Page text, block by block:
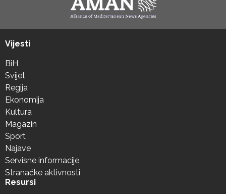
Vijesti
BiH
Svijet
Regija
Ekonomija
Kultura
Magazin
Sport
Najave
Servisne informacije
Stranačke aktivnosti
Resursi